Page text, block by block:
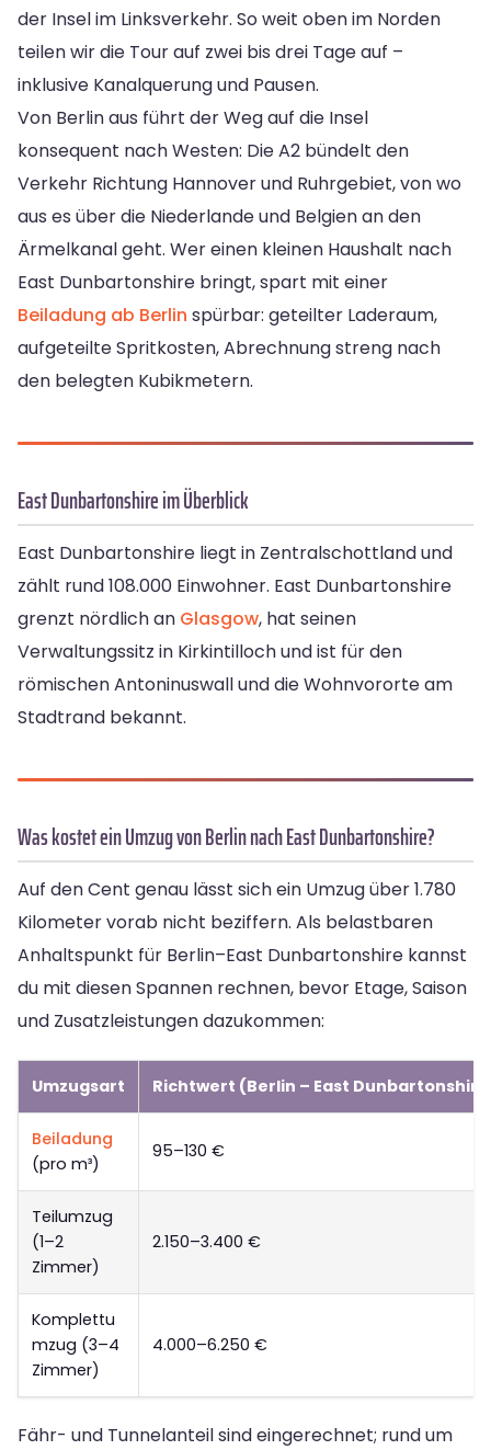
der Insel im Linksverkehr. So weit oben im Norden
teilen wir die Tour auf zwei bis drei Tage auf –
inklusive Kanalquerung und Pausen.
Von Berlin aus führt der Weg auf die Insel
konsequent nach Westen: Die A2 bündelt den
Verkehr Richtung Hannover und Ruhrgebiet, von wo
aus es über die Niederlande und Belgien an den
Ärmelkanal geht. Wer einen kleinen Haushalt nach
East Dunbartonshire bringt, spart mit einer
Beiladung ab Berlin spürbar: geteilter Laderaum,
aufgeteilte Spritkosten, Abrechnung streng nach
den belegten Kubikmetern.
East Dunbartonshire im Überblick
East Dunbartonshire liegt in Zentralschottland und
zählt rund 108.000 Einwohner. East Dunbartonshire
grenzt nördlich an Glasgow, hat seinen
Verwaltungssitz in Kirkintilloch und ist für den
römischen Antoninuswall und die Wohnvororte am
Stadtrand bekannt.
Was kostet ein Umzug von Berlin nach East Dunbartonshire?
Auf den Cent genau lässt sich ein Umzug über 1.780
Kilometer vorab nicht beziffern. Als belastbaren
Anhaltspunkt für Berlin–East Dunbartonshire kannst
du mit diesen Spannen rechnen, bevor Etage, Saison
und Zusatzleistungen dazukommen:
Umzugsart Richtwert (Berlin – East
Beiladung
(pro m³)
95–130 €
Teilumzug
(1–2
Zimmer)
2.150–3.400 €
Komplettu
mzug (3–4
Zimmer)
4.000–6.250 €
Fähr- und Tunnelanteil sind eingerechnet; rund um